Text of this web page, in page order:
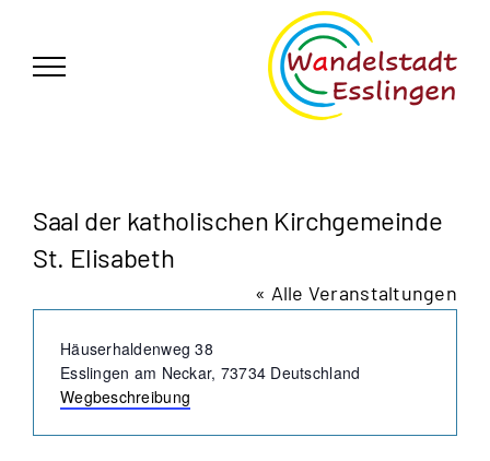
springen
Saal der katholischen Kirchgemeinde
St. Elisabeth
« Alle Veranstaltungen
Adresse
Häuserhaldenweg 38
Esslingen am Neckar, 73734 Deutschland
Wegbeschreibung